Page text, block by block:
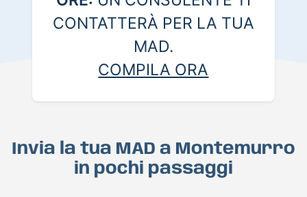
CONTATTERÀ PER LA TUA
MAD.
COMPILA ORA
Invia la tua MAD a Montemurro
in pochi passaggi